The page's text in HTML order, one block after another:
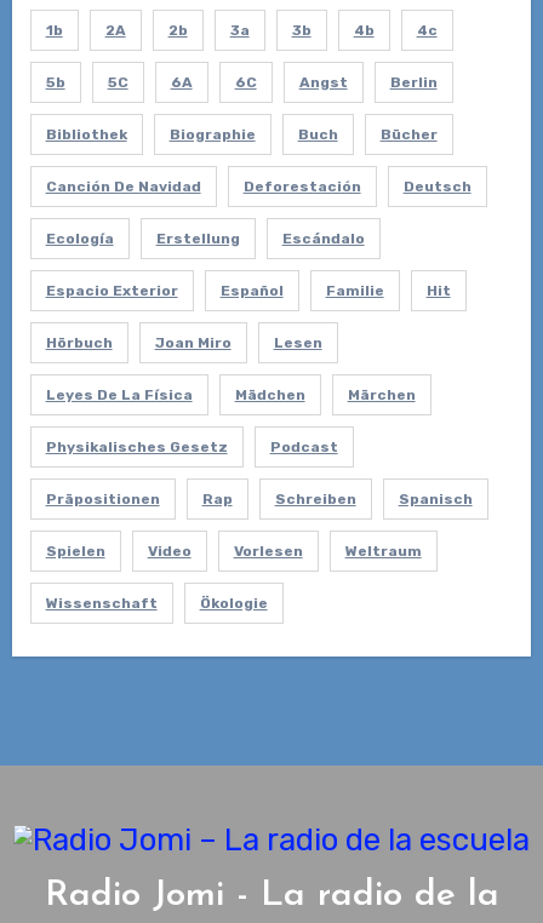
1b 2A 2b 3a 3b 4b 4c
5b 5C 6A 6C Angst Berlin
Bibliothek Biographie Buch Bücher
Canción De Navidad Deforestación Deutsch
Ecología Erstellung Escándalo
Espacio Exterior Español Familie Hit
Hörbuch Joan Miro Lesen
Leyes De La Física Mädchen Märchen
Physikalisches Gesetz Podcast
Präpositionen Rap Schreiben Spanisch
Spielen Video Vorlesen Weltraum
Wissenschaft Ökologie
Radio Jomi - La radio de la